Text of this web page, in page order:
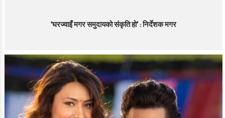
‘घरज्वाइँ मगर समुदायको संकृति हो’ : निर्देशक मगर